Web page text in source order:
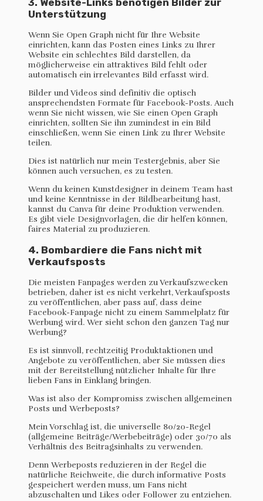
3. Website-Links benötigen Bilder zur
Unterstützung
Wenn Sie Open Graph nicht für Ihre Website
einrichten, kann das Posten eines Links zu Ihrer
Website ein schlechtes Bild darstellen, da
möglicherweise ein attraktives Bild fehlt oder
automatisch ein irrelevantes Bild erfasst wird.
Bilder und Videos sind definitiv die optisch
ansprechendsten Formate für Facebook-Posts. Auch
wenn Sie nicht wissen, wie Sie einen Open Graph
einrichten, sollten Sie ihn zumindest in ein Bild
einschließen, wenn Sie einen Link zu Ihrer Website
teilen.
Dies ist natürlich nur mein Testergebnis, aber Sie
können auch versuchen, es zu testen.
Wenn du keinen Kunstdesigner in deinem Team hast
und keine Kenntnisse in der Bildbearbeitung hast,
kannst du Canva für deine Produktion verwenden.
Es gibt viele Designvorlagen, die dir helfen können,
faires Material zu produzieren.
4. Bombardiere die Fans nicht mit
Verkaufsposts
Die meisten Fanpages werden zu Verkaufszwecken
betrieben, daher ist es nicht verkehrt, Verkaufsposts
zu veröffentlichen, aber pass auf, dass deine
Facebook-Fanpage nicht zu einem Sammelplatz für
Werbung wird. Wer sieht schon den ganzen Tag nur
Werbung?
Es ist sinnvoll, rechtzeitig Produktaktionen und
Angebote zu veröffentlichen, aber Sie müssen dies
mit der Bereitstellung nützlicher Inhalte für Ihre
lieben Fans in Einklang bringen.
Was ist also der Kompromiss zwischen allgemeinen
Posts und Werbeposts?
Mein Vorschlag ist, die universelle 80/20-Regel
(allgemeine Beiträge/Werbebeiträge) oder 30/70 als
Verhältnis des Beitragsinhalts zu verwenden.
Denn Werbeposts reduzieren in der Regel die
natürliche Reichweite, die durch informative Posts
gespeichert werden muss, um Fans nicht
abzuschalten und Likes oder Follower zu entziehen.